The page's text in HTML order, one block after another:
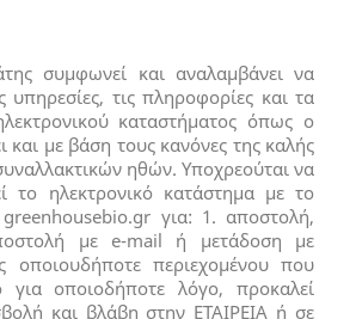
συμφωνεί και αναλαμβάνει να
υπηρεσίες, τις πληροφορίες και τα
καταστήματος όπως ο
και με βάση τους κανόνες της καλής
ηθών. Υποχρεούται να
το ηλεκτρονικό κατάστημα με το
για: 1. αποστολή,
με e-mail ή μετάδοση με
οποιουδήποτε περιεχομένου που
για οποιοδήποτε λόγο, προκαλεί
και βλάβη στην ΕΤΑΙΡΕΙΑ ή σε